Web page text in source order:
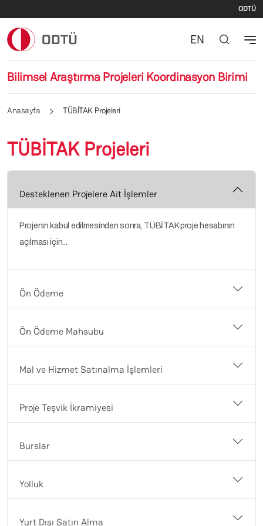
ODTÜ
Bilimsel Araştırma Projeleri Koordinasyon Birimi
EN
Anasayfa TÜBİTAK Projeleri
TÜBİTAK Projeleri
Desteklenen Projelere Ait İşlemler
Projenin kabul edilmesinden sonra, TÜBİTAK proje hesabının
açılması için...
Ön Ödeme
Ön Ödeme Mahsubu
Mal ve Hizmet Satınalma İşlemleri
Proje Teşvik İkramiyesi
Burslar
Yolluk
Yurt Dışı Satın Alma